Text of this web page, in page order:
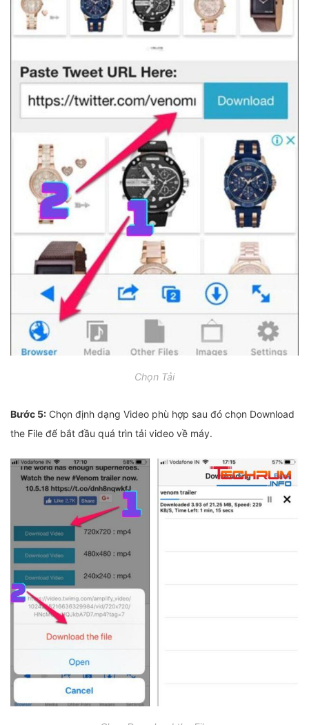
Chọn Tải
Bước 5: Chọn định dạng Video phù hợp sau đó chọn Download
the File để bắt đầu quá trìn tải video về máy.